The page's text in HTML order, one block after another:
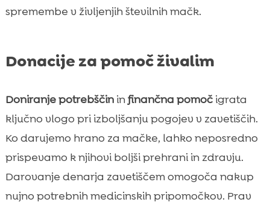
spremembe v življenjih številnih mačk.
Donacije za pomoč živalim
Doniranje potrebščininfinančna pomočigrata
ključno vlogo pri izboljšanju pogojev v zavetiščih.
Ko darujemo hrano za mačke, lahko neposredno
prispevamo k njihovi boljši prehrani in zdravju.
Darovanje denarja zavetiščem omogoča nakup
nujno potrebnih medicinskih pripomočkov. Prav